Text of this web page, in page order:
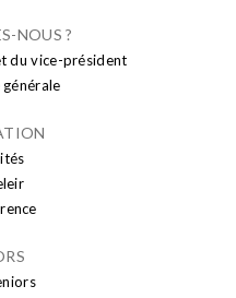
NOUS ?
du vice-président